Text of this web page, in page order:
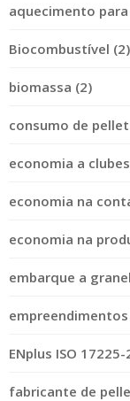
aquecimento
Biocombustível (2)
biomassa (2)
consumo de
economia a
economia na
economia na
embarque a
ENplus ISO 17225-
fabricante de